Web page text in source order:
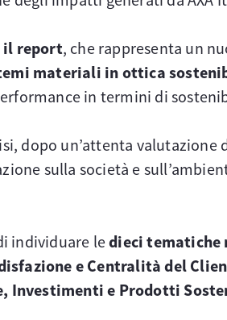
il report, che rappresenta un
materiali in ottica
in termini di
dopo un’attenta
sulla società e
individuare ledieci
e Centralità del
Investimenti e Prodotti